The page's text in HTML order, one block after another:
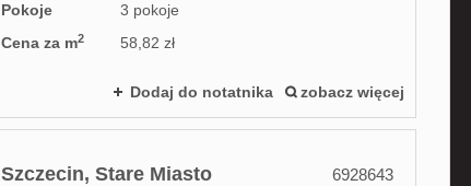
Pokoje
3 pokoje
Cena za m2 58,82 zł
Dodaj do notatnika zobacz więcej
Szczecin, Stare Miasto 6928643